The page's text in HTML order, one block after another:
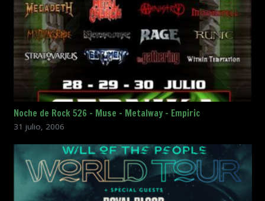
Noche de Rock 526 – Muse – Metalway – Empiric
31 julio, 2006